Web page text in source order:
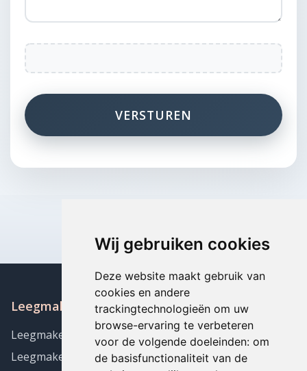
Wij gebruiken cookies
Deze website maakt gebruik van
cookies en andere
trackingtechnologieën om uw
browse-ervaring te verbeteren
voor de volgende doeleinden: om
de basisfunctionaliteit van de
VERSTUREN
Leegmaken Appartement in de buurt
Leegmaken Appartement Archennes
Leegmaken Appartement Autre-Eglise